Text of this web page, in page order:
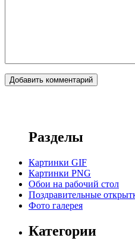
Разделы
Картинки GIF
Картинки PNG
Обои на рабочий стол
Поздравительные
Фото галерея
Категории